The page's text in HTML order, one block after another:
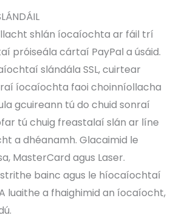
shlán íocaíochta ar fáil trí
próiseála cártaí PayPal a úsáid.
slándála SSL, cuirtear
íocaíochta faoi choinníollacha
gcuireann tú do chuid sonraí
tú chuig freastalaí slán ar líne
a dhéanamh. Glacaimid le
MasterCard agus Laser.
bainc agus le híocaíochtaí
luaithe a fhaighimid an íocaíocht,